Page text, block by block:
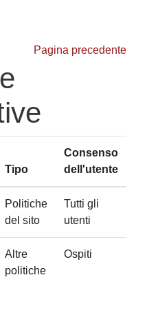
Pagina precedente
Tipo
Consenso
dell'utente
Politiche
del sito
Tutti gli
utenti
Altre
politiche
Ospiti